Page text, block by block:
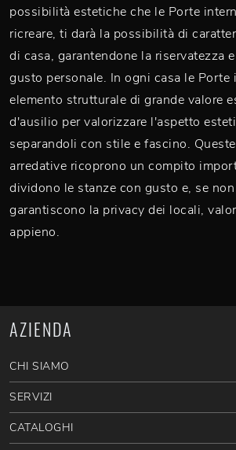
possibilità estetiche che le Porte
ricreare, ti darà la possibilità di
di casa, garantendone la riservatezza
gusto personale. In ogni casa le Porte
elemento strutturale di grande valore
d'ausilio per valorizzare l'aspetto
separandoli con stile e fascino.
arredative ricoprono un compito
dividono le stanze con gusto e, se
garantiscono la privacy dei locali,
appieno.
AZIENDA
CHI SIAMO
SERVIZI
CATALOGHI